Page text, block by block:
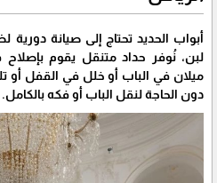
أبواب الحديد تحتاج إلى صيانة
لبن، نُوفر حداد متنقل يقوم
ميلان في الباب أو خلل في القفل أو
دون الحاجة لنقل الباب أو فكه بالكامل.